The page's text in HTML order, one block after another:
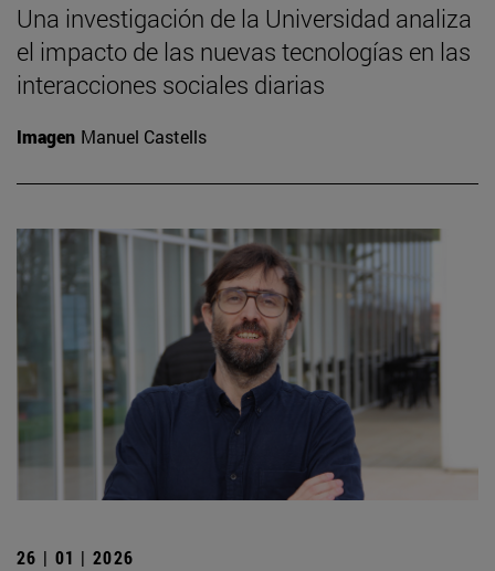
Una investigación de la Universidad analiza
el impacto de las nuevas tecnologías en las
interacciones sociales diarias
Imagen Manuel Castells
26 | 01 | 2026